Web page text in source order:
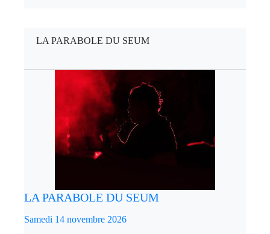
LA PARABOLE DU SEUM
LA PARABOLE DU SEUM
Samedi 14 novembre 2026